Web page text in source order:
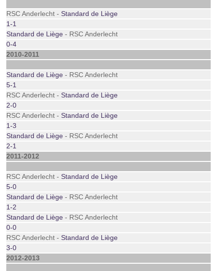
RSC Anderlecht -Standard de Liège
1-1
Standard de Liège - RSC Anderlecht
0-4
2010-2011
Standard de Liège - RSC Anderlecht
5-1
RSC Anderlecht -Standard de Liège
2-0
RSC Anderlecht -Standard de Liège
1-3
Standard de Liège - RSC Anderlecht
2-1
2011-2012
RSC Anderlecht -Standard de Liège
5-0
Standard de Liège - RSC Anderlecht
1-2
Standard de Liège - RSC Anderlecht
0-0
RSC Anderlecht -Standard de Liège
3-0
2012-2013